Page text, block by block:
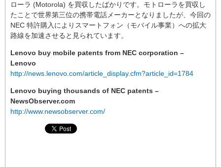
ローラ (Motorola) を買収したばかりです。モトローラを買収し
たことで世界第三位の携帯電話メーカーとなりましたが、今回の
NEC 特許購入によりスマートフォン（モバイル事業）への拡大
路線を加速させると見られています。
Lenovo buy mobile patents from NEC corporation –
Lenovo
http://news.lenovo.com/article_display.cfm?article_id=1784
Lenovo buying thousands of NEC patents –
NewsObserver.com
http://www.newsobserver.com/